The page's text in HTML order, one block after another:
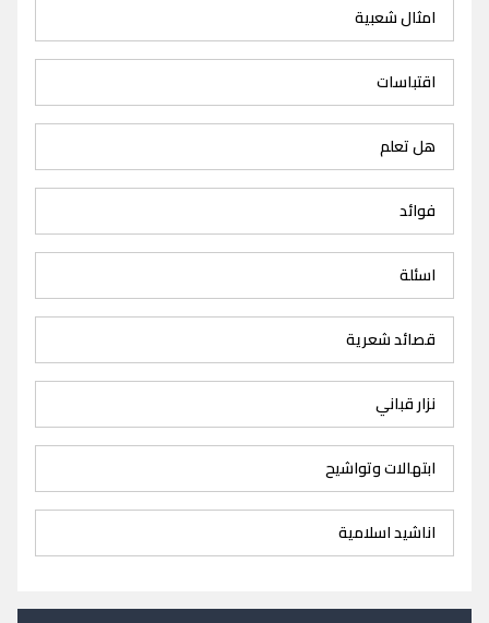
امثال شعبية
اقتباسات
هل تعلم
فوائد
اسئلة
قصائد شعرية
نزار قباني
ابتهالات وتواشيح
اناشيد اسلامية